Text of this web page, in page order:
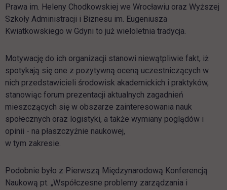
Prawa im. Heleny Chodkowskiej we Wrocławiu oraz Wyższej
Szkoły Administracji i Biznesu im. Eugeniusza
Kwiatkowskiego w Gdyni to już wieloletnia tradycja.
Motywację do ich organizacji stanowi niewątpliwie fakt, iż
spotykają się one z pozytywną oceną uczestniczących w
nich przedstawicieli środowisk akademickich i praktyków,
stanowiąc forum prezentacji aktualnych zagadnień
mieszczących się w obszarze zainteresowania nauk
społecznych oraz logistyki, a także wymiany poglądów i
opinii - na płaszczyźnie naukowej,
w tym zakresie.
Podobnie było z Pierwszą Międzynarodową Konferencją
Naukową pt. „Współczesne problemy zarządzania i